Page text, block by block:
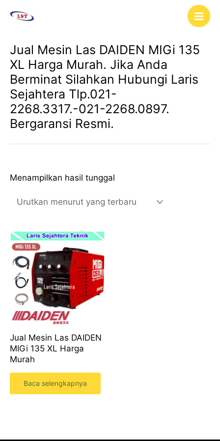
Main
Jual Mesin Las DAIDEN MIGi 135
XL Harga Murah. Jika Anda
Berminat Silahkan Hubungi Laris
Sejahtera Tlp.021-
2268.3317.-021-2268.0897.
Bergaransi Resmi.
Menampilkan hasil tunggal
Jual Mesin Las DAIDEN
MIGi 135 XL Harga
Murah
Baca selengkapnya